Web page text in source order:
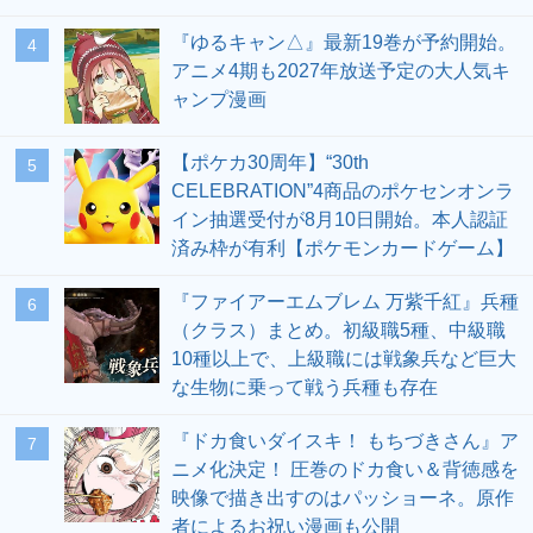
4
『ゆるキャン△』最新19巻が予約開始。
アニメ4期も2027年放送予定の大人気キ
ャンプ漫画
5
【ポケカ30周年】“30th
CELEBRATION”4商品のポケセンオンラ
イン抽選受付が8月10日開始。本人認証
済み枠が有利【ポケモンカードゲーム】
6
『ファイアーエムブレム 万紫千紅』兵種
（クラス）まとめ。初級職5種、中級職
10種以上で、上級職には戦象兵など巨大
な生物に乗って戦う兵種も存在
7
『ドカ食いダイスキ！ もちづきさん』ア
ニメ化決定！ 圧巻のドカ食い＆背徳感を
映像で描き出すのはパッショーネ。原作
者によるお祝い漫画も公開